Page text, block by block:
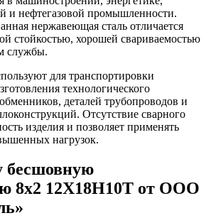
и нефтегазовой промышленности.
нержавеющая сталь отличается
стойкостью, хорошей свариваемостью
службы.
для транспортировки
технологического
деталей трубопроводов и
Отсутствие сварного
изделия и позволяет применять
нагрузок.
бесшовную
8х2 12Х18Н10Т от ООО